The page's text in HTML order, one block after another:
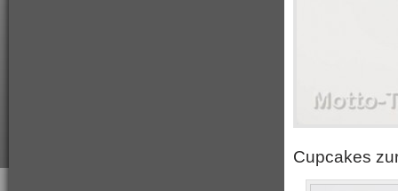
Cupcakes